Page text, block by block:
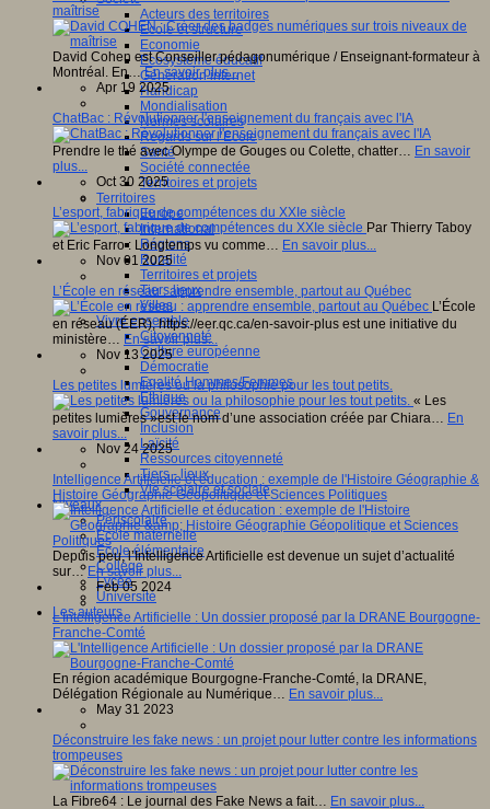
Acteurs des territoires
Ecole et structure
Economie
Ecosystème éducatif
Génération internet
Handicap
Mondialisation
Normes scolaires
Regards sur l’Ecole
Santé
Société connectée
Territoires et projets
Territoires
Europe
International
Régions
Ruralité
Territoires et projets
Tiers lieux
Villes
Vivre ensemble
Citoyenneté
Culture européenne
Démocratie
Egalité Hommes/Femmes
Ethique
Gouvernance
Inclusion
Laïcité
Ressources citoyenneté
Tiers - lieux
Vie scolaire et sociale
Niveaux
Périscolaire
Ecole maternelle
Ecole élémentaire
Collège
Lycée
Université
Les auteurs
maîtrise
David Cohen est Conseiller pédagonumérique / Enseignant-formateur à
Montréal. En…En savoir plus...
Apr 19 2025
ChatBac : Révolutionner l'enseignement du français avec l'IA
Prendre le thé avec Olympe de Gouges ou Colette, chatter… En savoir
plus...
Oct 30 2025
L’esport, fabrique de compétences du XXIe siècle
Par Thierry Taboy
et Eric Farro : Longtemps vu comme… En savoir plus...
Nov 01 2025
L’École en réseau : apprendre ensemble, partout au Québec
L’École
en réseau (ÉER), https://eer.qc.ca/en-savoir-plus est une initiative du
ministère… En savoir plus...
Nov 13 2025
Les petites lumières ou la philosophie pour les tout petits.
« Les
petites lumières »est le nom d’une association créée par Chiara… En
savoir plus...
Nov 24 2025
Intelligence Artificielle et éducation : exemple de l'Histoire Géographie &
Histoire Géographie Géopolitique et Sciences Politiques
Depuis peu, l’Intelligence Artificielle est devenue un sujet d’actualité
sur… En savoir plus...
Feb 05 2024
L'Intelligence Artificielle : Un dossier proposé par la DRANE Bourgogne-
Franche-Comté
En région académique Bourgogne-Franche-Comté, la DRANE,
Délégation Régionale au Numérique… En savoir plus...
May 31 2023
Déconstruire les fake news : un projet pour lutter contre les informations
trompeuses
La Fibre64 : Le journal des Fake News a fait… En savoir plus...